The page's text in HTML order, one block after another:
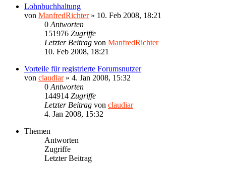
Lohnbuchhaltung
von ManfredRichter» 10. Feb 2008, 18:21
0 Antworten
151976 Zugriffe
Letzter Beitrag von ManfredRichter
10. Feb 2008, 18:21
Vorteile für registrierte Forumsnutzer
von claudiar» 4. Jan 2008, 15:32
0 Antworten
144914 Zugriffe
Letzter Beitrag von claudiar
4. Jan 2008, 15:32
Themen
Antworten
Zugriffe
Letzter Beitrag